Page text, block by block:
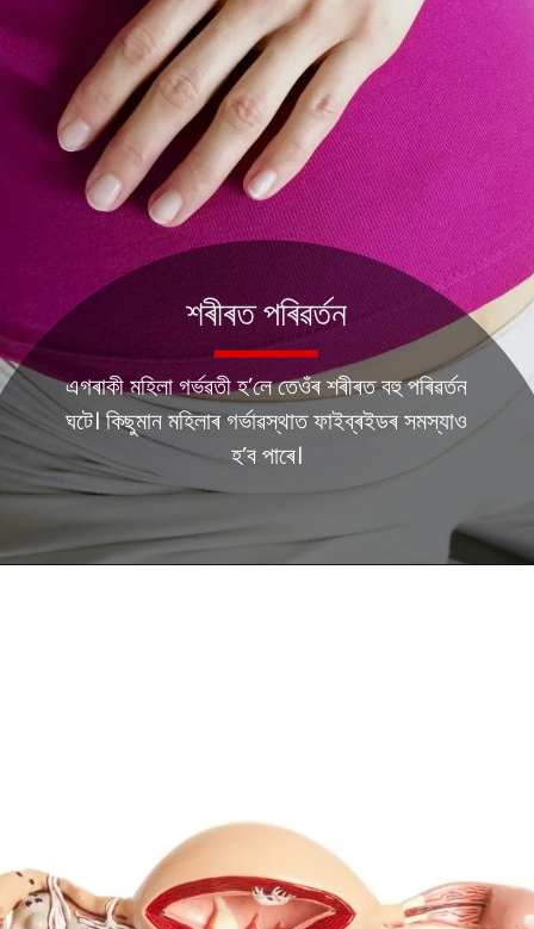
এগৰাকী মহিলা গৰ্ভৱতী হ’লে তেওঁৰ শৰীৰত বহু পৰিৱৰ্তন
ঘটে। কিছুমান মহিলাৰ গৰ্ভাৱস্থাত ফাইব্ৰইডৰ সমস্যাও
হ’ব পাৰে।
শৰীৰত পৰিৱৰ্তন